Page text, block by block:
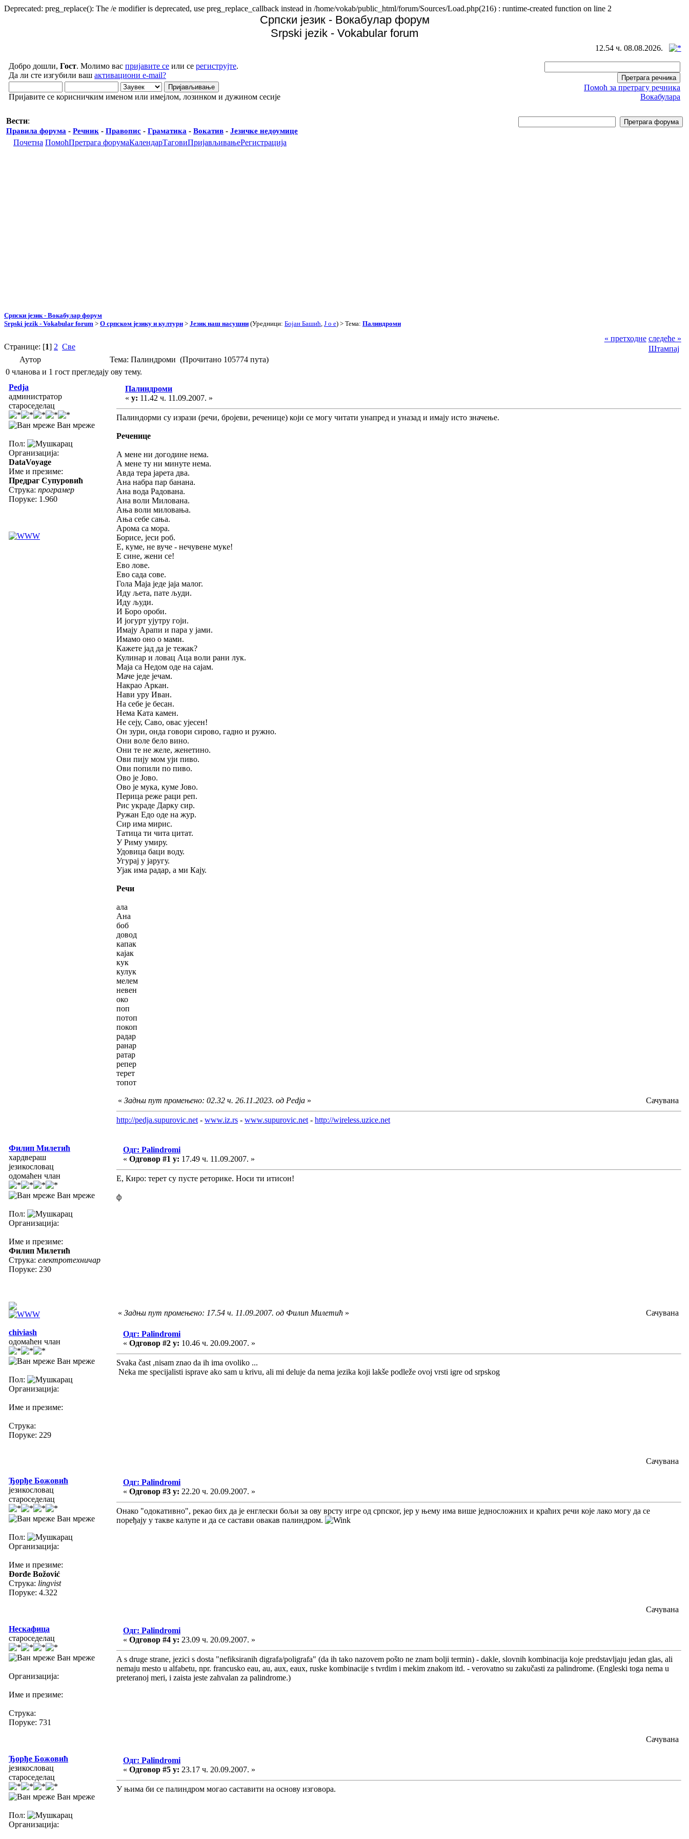
Deprecated: preg_replace(): The /e modifier is deprecated, use preg_replace_callback instead in /home/vokab/public_html/forum/Sources/Load.php(216) : runtime-created function on line 2
Српски језик - Вокабулар форум
Srpski jezik - Vokabular forum
12.54 ч. 08.08.2026.
Добро дошли, Гост. Молимо вас пријавите се или се региструјте.
Да ли сте изгубили ваш активациони e-mail?
Пријавите се корисничким именом или имејлом, лозинком и дужином сесије
Помоћ за претрагу речника
Вокабулара
Вести:
Правила форума - Речник - Правопис - Граматика - Вокатив - Језичке недоумице
Почетна ПомоћПретрага форумаКалендарТаговиПријављивањеРегистрација
Српски језик - Вокабулар форум
Srpski jezik - Vokabular forum > О српском језику и култури > Језик наш насушни (Уредници: Бојан Башић J o e) > Тема: Палиндроми
Странице: [1] 2 Све
« претходне следеће »
Штампај
Аутор
Тема: Палиндроми (Прочитано 105774 пута)
0 чланова и 1 гост прегледају ову тему.
Pedja
администратор
староседелац
Ван мреже
Пол:
Организација:
DataVoyage
Име и презиме:
Предраг Супуровић
Струка: програмер
Поруке: 1.960
Палиндроми
« у: 11.42 ч. 11.09.2007. »
Палиндорми су изрази (речи, бројеви, реченице) који се могу читати унапред и уназад и имају исто значење.
Реченице
А мене ни догодине нема.
А мене ту ни минуте нема.
Авда тера јарета два.
Ана набра пар банана.
Ана вода Радована.
Ана воли Милована.
Ања воли миловања.
Ања себе сања.
Арома са мора.
Борисе, јеси роб.
Е, куме, не вуче - нечувене муке!
Е сине, жени се!
Ево лове.
Ево сада сове.
Гола Маја једе јаја малог.
Иду љета, пате људи.
Иду људи.
И Боро ороби.
И јогурт ујутру гоји.
Имају Арапи и пара у јами.
Имамо оно о мами.
Кажете јад да је тежак?
Кулинар и ловац Аца воли рани лук.
Маја са Недом оде на сајам.
Маче једе јечам.
Накрао Аркан.
Нави уру Иван.
На себе је бесан.
Нема Ката камен.
Не сеју, Саво, овас ујесен!
Он зури, онда говори сирово, гадно и ружно.
Они воле бело вино.
Они те не желе, женетино.
Ови пију мом уји пиво.
Ови попили по пиво.
Ово је Јово.
Ово је мука, куме Јово.
Перица реже раци реп.
Рис украде Дарку сир.
Ружан Едо оде на жур.
Сир има мирис.
Татица ти чита цитат.
У Риму умиру.
Удовица баци воду.
Угурај у јаругу.
Ујак има радар, а ми Кају.
Речи
ала
Ана
боб
довод
капак
кајак
кук
кулук
мелем
невен
око
поп
потоп
покоп
радар
ранар
ратар
репер
терет
топот
« Задњи пут промењено: 02.32 ч. 26.11.2023. од Pedja » Сачувана
http://pedja.supurovic.net - www.iz.rs - www.supurovic.net - http://wireless.uzice.net
Филип Милетић
хардвераш
језикословац
одомаћен члан
Ван мреже
Пол:
Организација:
Име и презиме:
Филип Милетић
Струка: електротехничар
Поруке: 230
Одг: Palindromi
« Одговор #1 у: 17.49 ч. 11.09.2007. »
Е, Киро: терет су пусте реторике. Носи ти итисон!
ф
« Задњи пут промењено: 17.54 ч. 11.09.2007. од Филип Милетић » Сачувана
chiviash
одомаћен члан
Ван мреже
Пол:
Организација:
Име и презиме:
Струка:
Поруке: 229
Одг: Palindromi
« Одговор #2 у: 10.46 ч. 20.09.2007. »
Svaka čast ,nisam znao da ih ima ovoliko ...
Neka me specijalisti isprave ako sam u krivu, ali mi deluje da nema jezika koji lakše podleže ovoj vrsti igre od srpskog
Сачувана
Ђорђе Божовић
језикословац
староседелац
Ван мреже
Пол:
Организација:
Име и презиме:
Đorđe Božović
Струка: lingvist
Поруке: 4.322
Одг: Palindromi
« Одговор #3 у: 22.20 ч. 20.09.2007. »
Онако "одокативно", рекао бих да је енглески бољи за ову врсту игре од српског, јер у њему има више једносложних и краћих речи које лако могу да се
поређају у такве калупе и да се састави овакав палиндром.
Сачувана
Нескафица
староседелац
Ван мреже
Организација:
Име и презиме:
Струка:
Поруке: 731
Одг: Palindromi
« Одговор #4 у: 23.09 ч. 20.09.2007. »
A s druge strane, jezici s dosta "nefiksiranih digrafa/poligrafa" (da ih tako nazovem pošto ne znam bolji termin) - dakle, slovnih kombinacija koje predstavljaju jedan glas, ali
nemaju mesto u alfabetu, npr. francusko eau, au, aux, eaux, ruske kombinacije s tvrdim i mekim znakom itd. - verovatno su zakučasti za palindrome. (Engleski toga nema u
preteranoj meri, i zaista jeste zahvalan za palindrome.)
Сачувана
Ђорђе Божовић
језикословац
староседелац
Ван мреже
Пол:
Организација:
Одг: Palindromi
« Одговор #5 у: 23.17 ч. 20.09.2007. »
У њима би се палиндром могао саставити на основу изговора.